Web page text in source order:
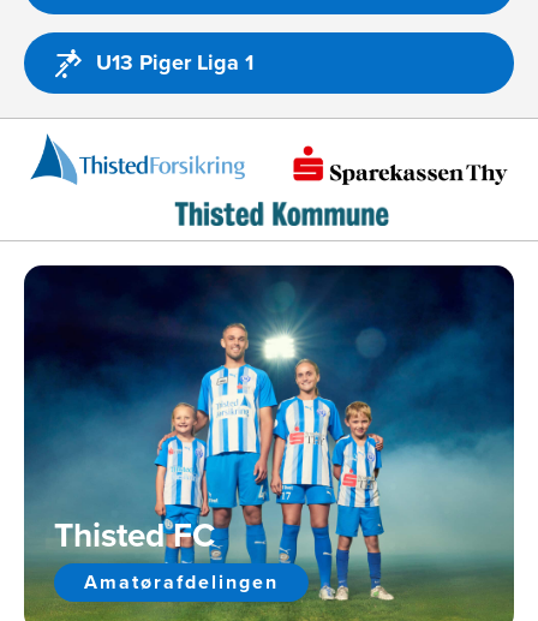
U13 Piger Liga 1
Thisted FC
Amatørafdelingen